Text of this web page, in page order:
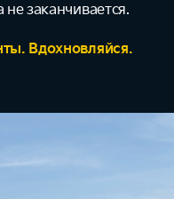
заканчивается.
Вдохновляйся.